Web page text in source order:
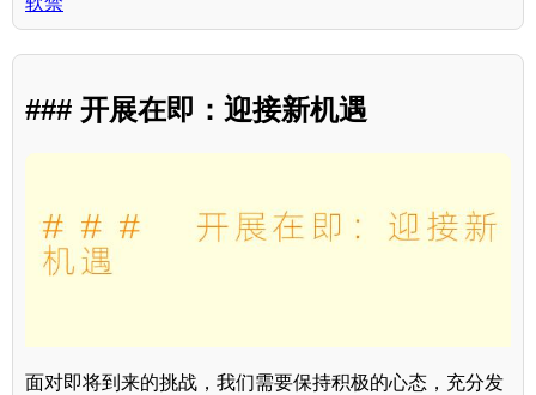
### 开展在即：迎接新机遇
面对即将到来的挑战，我们需要保持积极的心态，充分发